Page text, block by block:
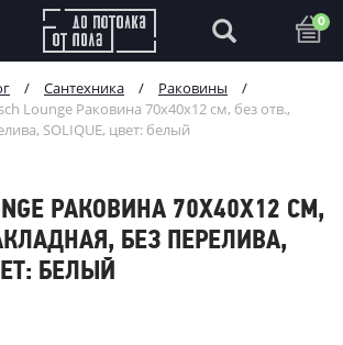
0
/ Сантехника / Раковины
/
Lounge Раковина 70x40x12 см, без отв.,
SOLIQUE, цвет: белый
РАКОВИНА 70X40X12 СМ,
БЕЗ ПЕРЕЛИВА,
БЕЛЫЙ